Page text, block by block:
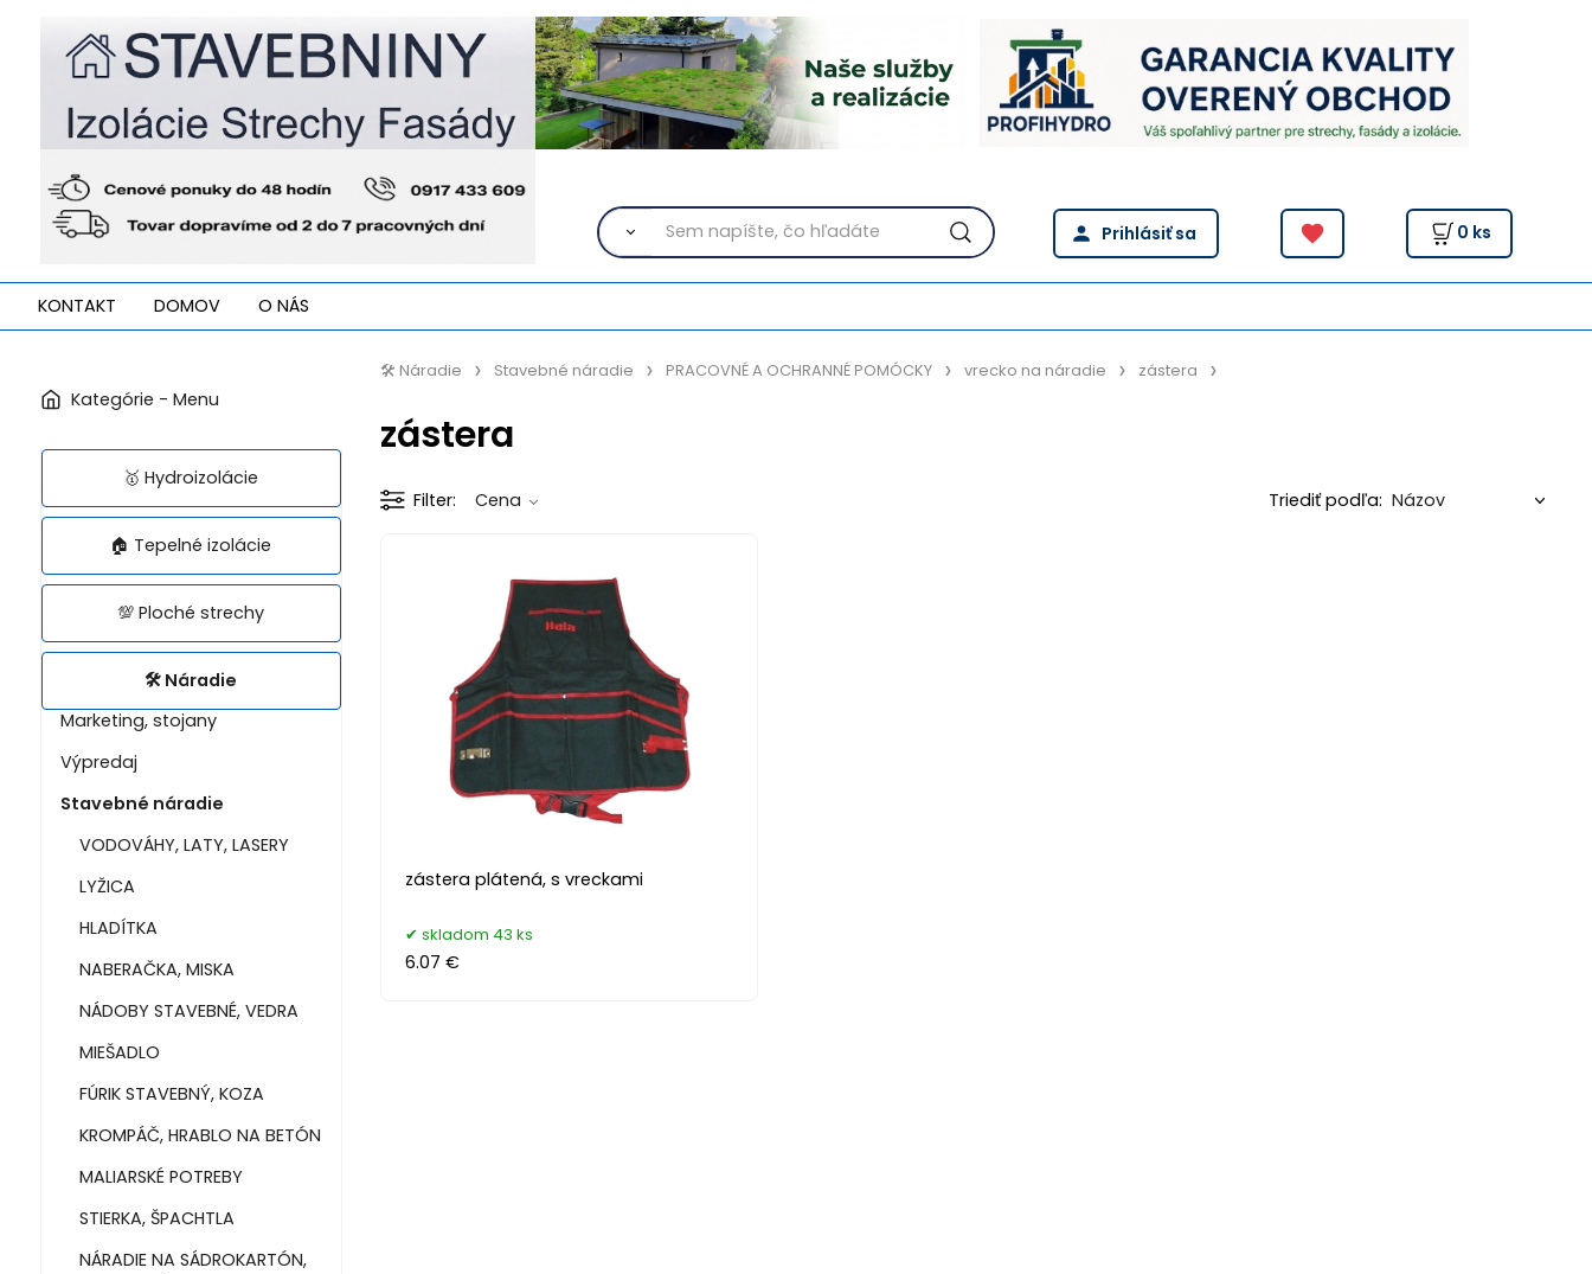
0 ks
KONTAKT DOMOV O NÁS
🥇 Hydroizolácie
🏠 Tepelné izolácie
💯 Ploché strechy
🛠️ Náradie
Marketing, stojany
Výpredaj
Stavebné náradie
VODOVÁHY, LATY, LASERY
LYŽICA
HLADÍTKA
NABERAČKA, MISKA
NÁDOBY STAVEBNÉ, VEDRA
MIEŠADLO
FÚRIK STAVEBNÝ, KOZA
KROMPÁČ, HRABLO NA BETÓN
MALIARSKÉ POTREBY
STIERKA, ŠPACHTLA
NÁRADIE NA SÁDROKARTÓN,
🛠️ Náradie Stavebné náradie PRACOVNÉ A OCHRANNÉ POMÓCKY vrecko na náradie zástera
zástera
Filter Cena Triediť podľa:
zástera plátená, s vreckami
skladom 43 ks
6.07 €